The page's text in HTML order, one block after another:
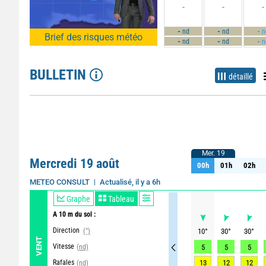
Brief des risques météo
-
-nd
-nd
-
-nd
-nd
-
-
-
BULLETIN détaillé
Mercredi 19 août
METEO CONSULT Actualisé, il y a 6h
Mise à jour dans 27min
VENT
Graphe Tableau
A 10 m du sol :
Direction (°)
Vitesse (nd)
Rafales (nd)
Mer. 19
00h 01h 02h
Mer. 19
00h 01h 02h
10° 30° 30°
5
5 5
13
12 12